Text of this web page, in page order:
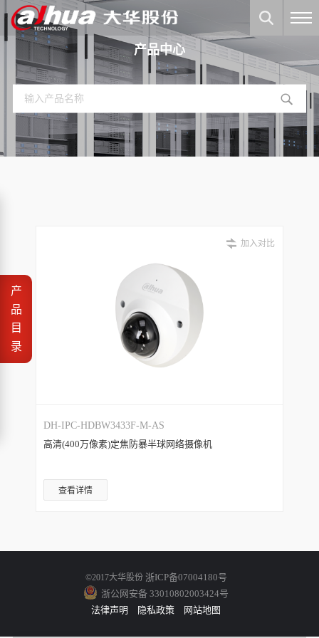
产品中心
产
品
目
录
加入对比
DH-IPC-HDBW3433F-M-AS
高清(400万像素)定焦防暴半球网络摄像机
查看详情
©2017大华股份 浙ICP备07004180号
浙公网安备 33010802003424号
法律声明
隐私政策 网站地图